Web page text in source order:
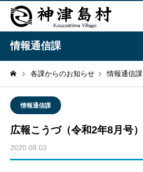
情報通信課
各課からのお知らせ 情報通信課
情報通信課
広報こうづ（令和2年8月号）
2020.08.03